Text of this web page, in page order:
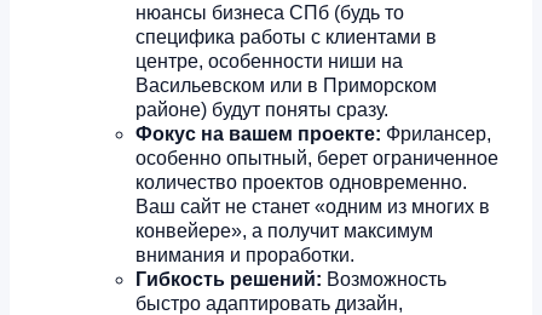
нюансы бизнеса СПб (будь то
специфика работы с клиентами в
центре, особенности ниши на
Васильевском или в Приморском
районе) будут поняты сразу.
Фокус на вашем проекте: Фрилансер,
особенно опытный, берет ограниченное
количество проектов одновременно.
Ваш сайт не станет «одним из многих в
конвейере», а получит максимум
внимания и проработки.
Гибкость решений: Возможность
быстро адаптировать дизайн,